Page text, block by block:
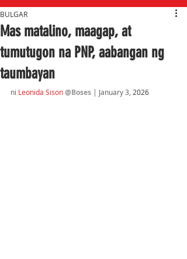
Mas matalino, maagap, at
tumutugon na PNP, aabangan ng
taumbayan
BULGAR
ni Leonida Sison@Boses | January 3, 2026